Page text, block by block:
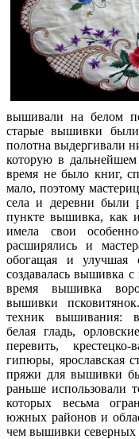
вышивали на белом
старые вышивки
полотна выдергивали
которую в
время не было книг,
мало, поэтому
села и деревни были
пункте вышивка, как
имела свои
расширялись и
обогащая и улучшая
создавалась вышивка
время вышивка
вышивки
техник вышивания:
белая гладь,
перевить, крестецко-
гипюры, ярославская
пряжи для вышивки
раньше использовали
которых весьма
южных районов и
чем вышивки северных